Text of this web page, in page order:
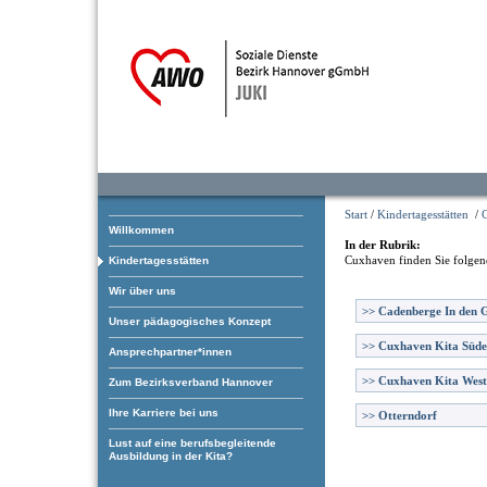
Willkommen
Kindertagesstätten
Wir über uns
Unser pädagogisches Konzept
Ansprechpartner*innen
Zum Bezirksverband Hannover
Ihre Karriere bei uns
Lust auf eine berufsbegleitende
Ausbildung in der Kita?
Start / Kindertagesstätten /
In der Rubrik:
Cuxhaven finden Sie
>> Cadenberge In den
>> Cuxhaven Kita
>> Cuxhaven Kita
>> Otterndorf